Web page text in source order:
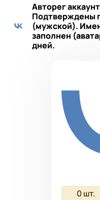
Авторег
Подтверждены
(мужской).
заполнен
дней.
0шт.